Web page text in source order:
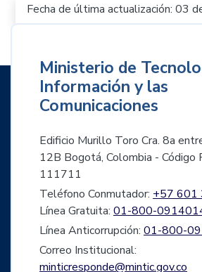
Fecha de última actualización: 03
Ministerio de
Información y las
Comunicaciones
Edificio Murillo Toro Cra. 8a
12B Bogotá, Colombia - Código
111711
Teléfono Conmutador: +57 601
Línea Gratuita: 01-800-
Línea Anticorrupción: 01-800-
Correo Institucional:
minticresponde@mintic.gov.co